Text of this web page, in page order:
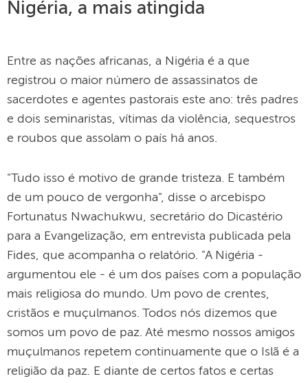
Nigéria, a mais atingida
Entre as nações africanas, a Nigéria é a que
registrou o maior número de assassinatos de
sacerdotes e agentes pastorais este ano: três padres
e dois seminaristas, vítimas da violência, sequestros
e roubos que assolam o país há anos.
"Tudo isso é motivo de grande tristeza. E também
de um pouco de vergonha", disse o arcebispo
Fortunatus Nwachukwu, secretário do Dicastério
para a Evangelização, em entrevista publicada pela
Fides, que acompanha o relatório. "A Nigéria -
argumentou ele - é um dos países com a população
mais religiosa do mundo. Um povo de crentes,
cristãos e muçulmanos. Todos nós dizemos que
somos um povo de paz. Até mesmo nossos amigos
muçulmanos repetem continuamente que o Islã é a
religião da paz. E diante de certos fatos e certas